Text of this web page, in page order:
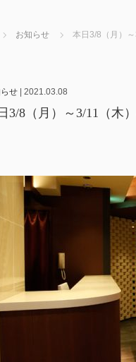
お知らせ 本日3/8（月）
せ| 2021.03.08
3/8（月）～3/11（木